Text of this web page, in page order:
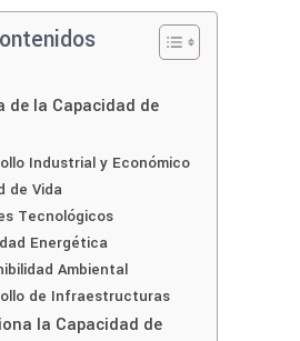
de la Capacidad de
Industrial y Económico
de Vida
Tecnológicos
Energética
Ambiental
de Infraestructuras
la Capacidad de